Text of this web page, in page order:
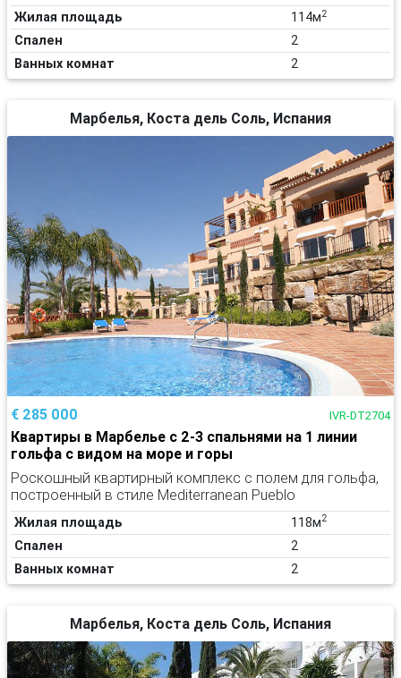
Жилая площадь 114м2
Спален
2
Ванных комнат
2
Марбелья, Коста дель Соль, Испания
€ 285 000 IVR-DT2704
Квартиры в Марбелье с 2-3 спальнями на 1 линии
гольфа с видом на море и горы
Роскошный квартирный комплекс с полем для гольфа,
построенный в стиле Mediterranean Pueblo
Жилая площадь 118м2
Спален
2
Ванных комнат
2
Марбелья, Коста дель Соль, Испания